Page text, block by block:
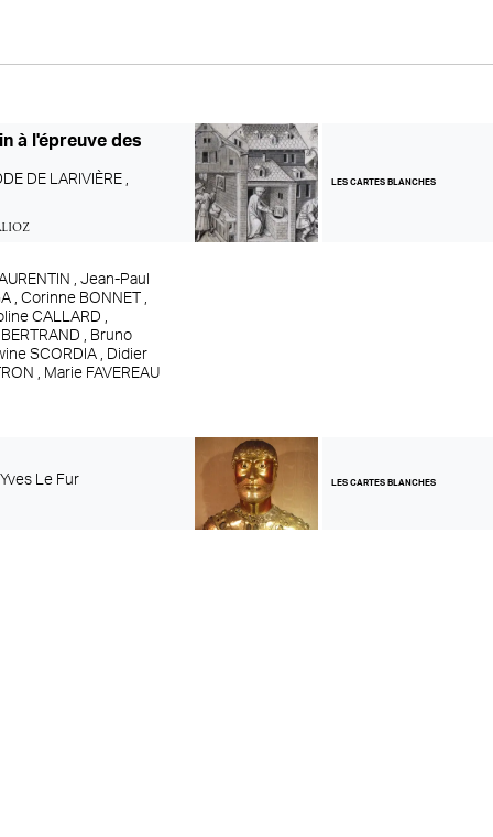
à l'épreuve des
DE LARIVIÈRE , LES CARTES BLANCHES
,Jean-Paul
,Corinne BONNET ,
CALLARD ,
, Bruno
SCORDIA , Didier
, Marie FAVEREAU
Yves Le Fur LES CARTES BLANCHES